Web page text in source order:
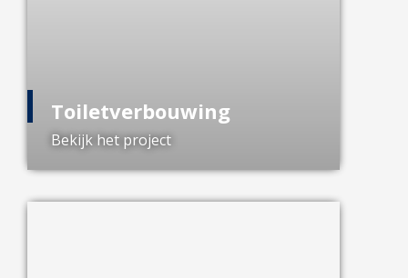
Toiletverbouwing
Bekijk het project